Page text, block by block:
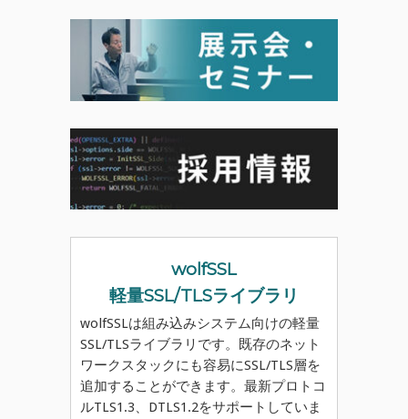
wolfSSL
軽量SSL/TLSライブラリ
wolfSSLは組み込みシステム向けの軽量
SSL/TLSライブラリです。既存のネット
ワークスタックにも容易にSSL/TLS層を
追加することができます。最新プロトコ
ルTLS1.3、DTLS1.2をサポートしていま